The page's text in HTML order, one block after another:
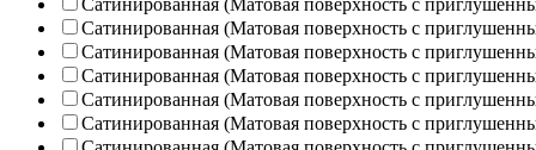
Сатинированная (Матовая поверхность с
Сатинированная (Матовая поверхность с
Сатинированная (Матовая поверхность с
Сатинированная (Матовая поверхность с
Сатинированная (Матовая поверхность с
Сатинированная (Матовая поверхность с